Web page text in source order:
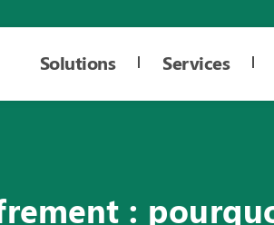
Solutions Services
: